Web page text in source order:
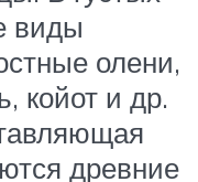
виды
олени,
койот и др.
древние